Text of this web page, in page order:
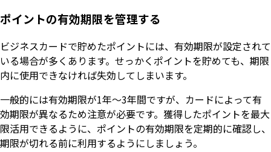
ポイントの有効期限を管理する
ビジネスカードで貯めたポイントには、有効期限が設定されて
いる場合が多くあります。せっかくポイントを貯めても、期限
内に使用できなければ失効してしまいます。
一般的には有効期限が1年～3年間ですが、カードによって有
効期限が異なるため注意が必要です。獲得したポイントを最大
限活用できるように、ポイントの有効期限を定期的に確認し、
期限が切れる前に利用するようにしましょう。